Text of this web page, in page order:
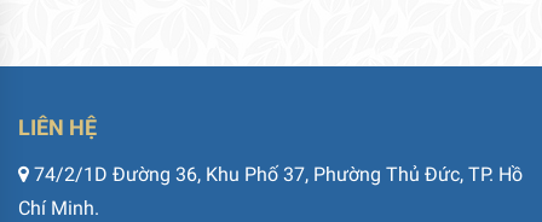
LIÊN HỆ
74/2/1D Đường 36, Khu Phố 37, Phường Thủ Đức, TP. Hồ
Chí Minh.